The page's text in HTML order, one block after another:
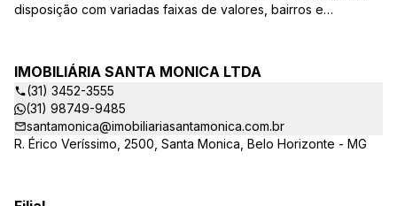
disposição com variadas faixas de valores, bairros e
ao CRECI-EE – estarão sempre prontos para responder-lhe
todas as suas dúvidas sobre casas, apartamentos, terrenos,
salas comerciais e outros produtos imobiliários. Quais
vantagens que a Imobiliária Santa Monica lhe proporciona?
Parcerias com várias construtoras da sua cidade;
Acompanhamento e encaminhamento do financiamento
IMOBILIÁRIA SANTA MONICA LTDA
(31) 3452-3555
(31) 98749-9485
santamonica@imobiliariasantamonica.com.br
R. Érico Veríssimo, 2500, Santa Monica, Belo Horizonte - MG